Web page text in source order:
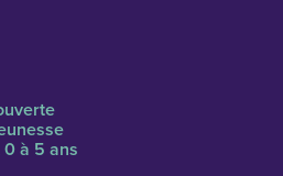
à 5 ans